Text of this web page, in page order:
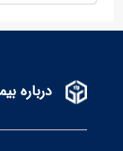
درباره